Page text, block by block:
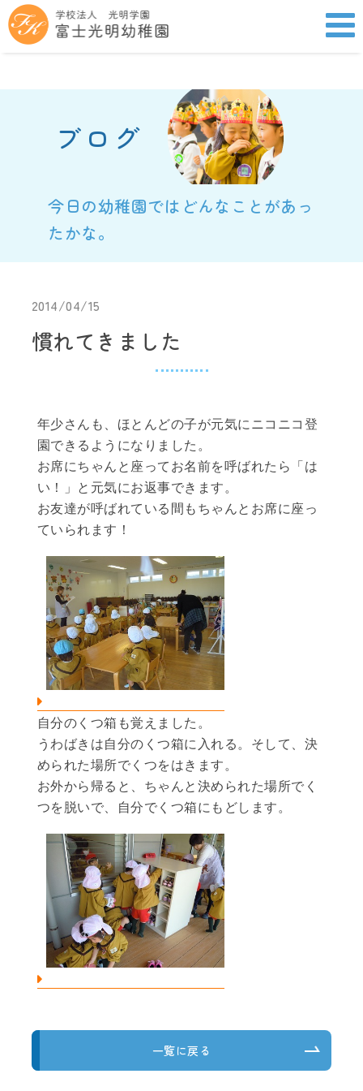
ブログ
今日の幼稚園ではどんなことがあっ
たかな。
2014/04/15
慣れてきました
年少さんも、ほとんどの子が元気にニコニコ登
園できるようになりました。
お席にちゃんと座ってお名前を呼ばれたら「は
い！」と元気にお返事できます。
お友達が呼ばれている間もちゃんとお席に座っ
ていられます！
自分のくつ箱も覚えました。
うわばきは自分のくつ箱に入れる。そして、決
められた場所でくつをはきます。
お外から帰ると、ちゃんと決められた場所でく
つを脱いで、自分でくつ箱にもどします。
一覧に戻る